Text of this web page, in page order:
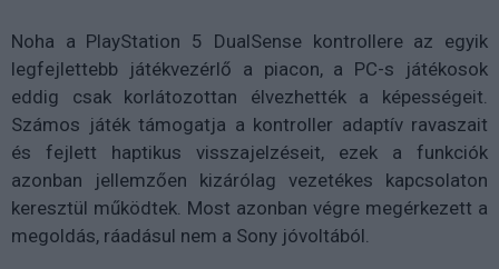
Noha a PlayStation 5 DualSense kontrollere az egyik
legfejlettebb játékvezérlő a piacon, a PC-s játékosok
eddig csak korlátozottan élvezhették a képességeit.
Számos játék támogatja a kontroller adaptív ravaszait
és fejlett haptikus visszajelzéseit, ezek a funkciók
azonban jellemzően kizárólag vezetékes kapcsolaton
keresztül működtek. Most azonban végre megérkezett a
megoldás, ráadásul nem a Sony jóvoltából.